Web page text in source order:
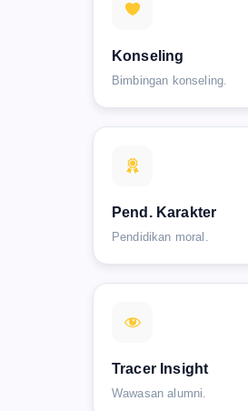
Konseling
Bimbingan konseling.
Pend. Karakter
Pendidikan moral.
Tracer Insight
Wawasan alumni.